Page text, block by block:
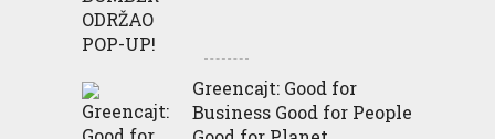
Greencajt: Good for
Business Good for People